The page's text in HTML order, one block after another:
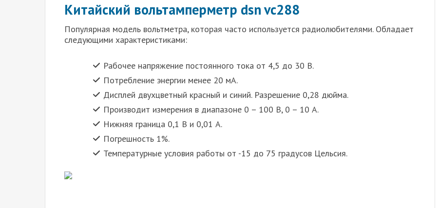
Китайский вольтамперметр dsn vc288
Популярная модель вольтметра, которая часто используется радиолюбителями. Обладает
следующими характеристиками:
Рабочее напряжение постоянного тока от 4,5 до 30 В.
Потребление энергии менее 20 мА.
Дисплей двухцветный красный и синий. Разрешение 0,28 дюйма.
Производит измерения в диапазоне 0 – 100 В, 0 – 10 А.
Нижняя граница 0,1 В и 0,01 А.
Погрешность 1%.
Температурные условия работы от -15 до 75 градусов Цельсия.